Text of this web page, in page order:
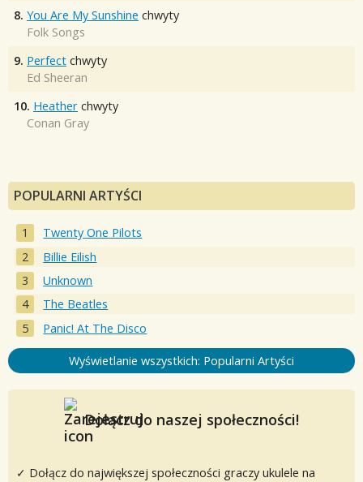
8. You Are My Sunshine chwyty
Folk Songs
9. Perfect chwyty
Ed Sheeran
10. Heather chwyty
Conan Gray
POPULARNI ARTYŚCI
Twenty One Pilots
Billie Eilish
Unknown
The Beatles
Panic! At The Disco
Wyświetlanie wszystkich: Popularni Artyści
Dołącz do naszej społeczności!
✓ Dołącz do największej społeczności graczy ukulele na